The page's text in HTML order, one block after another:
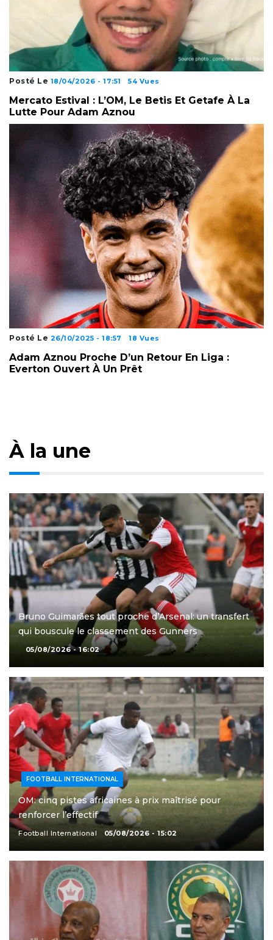
Posté Le 18/04/2026 - 17:51 54 Vues
Mercato Estival : L’OM, Le Betis Et Getafe À La
Lutte Pour Adam Aznou
Posté Le 26/10/2025 - 18:57 18 Vues
Adam Aznou Proche D’un Retour En Liga :
Everton Ouvert À Un Prêt
À la une
Bruno Guimarães tout proche d’Arsenal: un transfert
qui bouscule le classement des Gunners
05/08/2026 - 16:02
FOOTBALL INTERNATIONAL
OM: cinq pistes africaines à prix maîtrisé pour
renforcer l’effectif
Football International 05/08/2026 - 15:02